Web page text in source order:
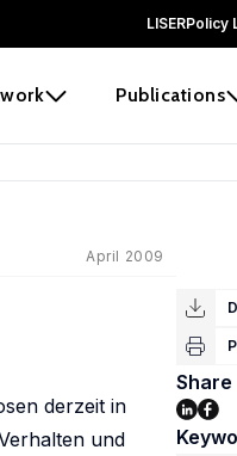
LISERPolicy
Publications
April 2009
derzeit in
und
Share